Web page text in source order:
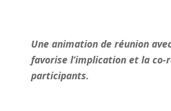
Une animation de réunion
favorise l’implication et la co-
participants.